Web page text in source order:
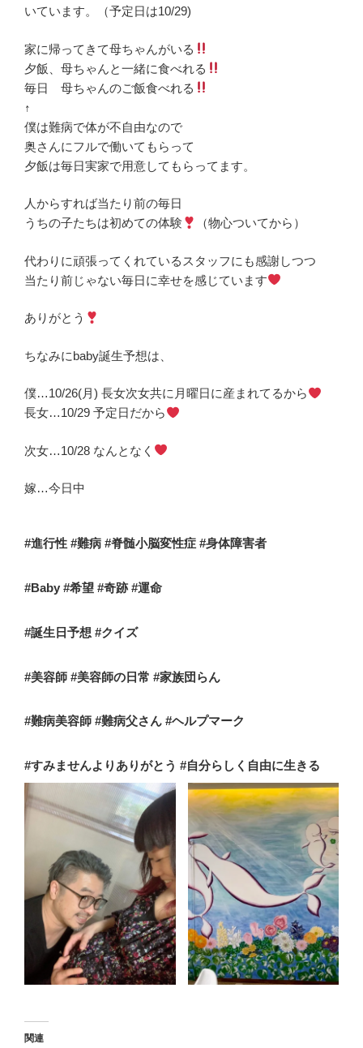
いています。（予定日は10/29)
家に帰ってきて母ちゃんがいる
夕飯、母ちゃんと一緒に食べれる
毎日 母ちゃんのご飯食べれる
↑
僕は難病で体が不自由なので
奥さんにフルで働いてもらって
夕飯は毎日実家で用意してもらってます。
人からすれば当たり前の毎日
うちの子たちは初めての体験
（物心ついてから）
代わりに頑張ってくれているスタッフにも感謝しつつ
当たり前じゃない毎日に幸せを感じています
ありがとう
ちなみにbaby誕生予想は、
僕…10/26(月) 長女次女共に月曜日に産まれてるから
長女…10/29 予定日だから
次女…10/28 なんとなく
嫁…今日中
#進行性 #難病 #脊髄小脳変性症 #身体障害者
#Baby #希望 #奇跡 #運命
#誕生日予想 #クイズ
#美容師 #美容師の日常 #家族団らん
#難病美容師 #難病父さん #ヘルプマーク
#すみませんよりありがとう #自分らしく自由に生きる
関連